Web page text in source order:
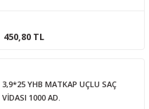
450,80 TL
3,9*25 YHB MATKAP UÇLU SAÇ
VİDASI 1000 AD.